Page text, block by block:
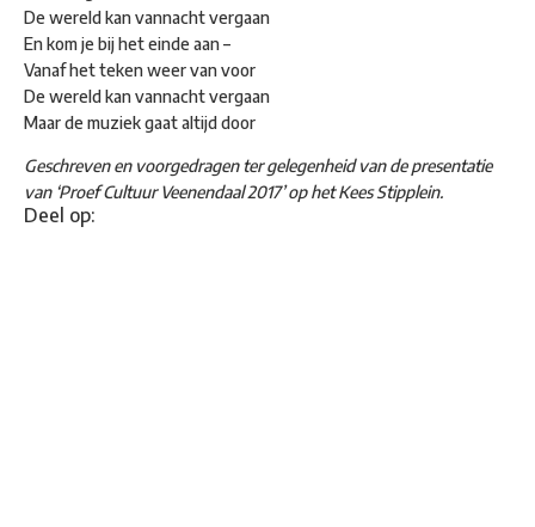
De wereld kan vannacht vergaan
En kom je bij het einde aan –
Vanaf het teken weer van voor
De wereld kan vannacht vergaan
Maar de muziek gaat altijd door
Geschreven en voorgedragen ter gelegenheid van de presentatie
van ‘Proef Cultuur Veenendaal 2017’ op het Kees Stipplein.
Deel op: